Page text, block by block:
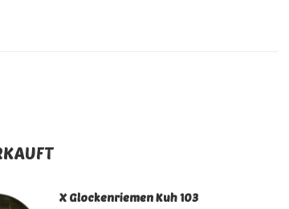
X Glockenriemen Kuh 103